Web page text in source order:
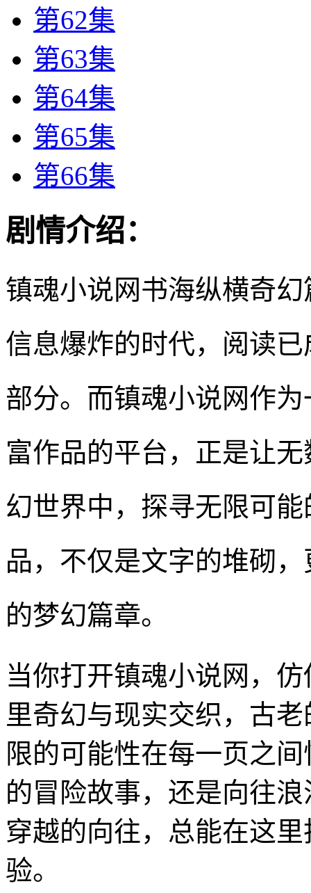
第62集
第63集
第64集
第65集
第66集
剧情介绍：
镇魂小说网书海纵横奇
信息爆炸的时代，阅读
部分。而镇魂小说网作
富作品的平台，正是让
幻世界中，探寻无限可
品，不仅是文字的堆砌
的梦幻篇章。
当你打开镇魂小说网，
里奇幻与现实交织，古
限的可能性在每一页之
的冒险故事，还是向往
穿越的向往，总能在这
验。